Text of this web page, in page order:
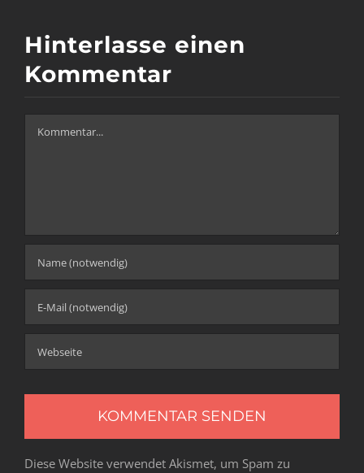
Hinterlasse einen
Kommentar
Kommentar
Diese Website verwendet Akismet, um Spam zu